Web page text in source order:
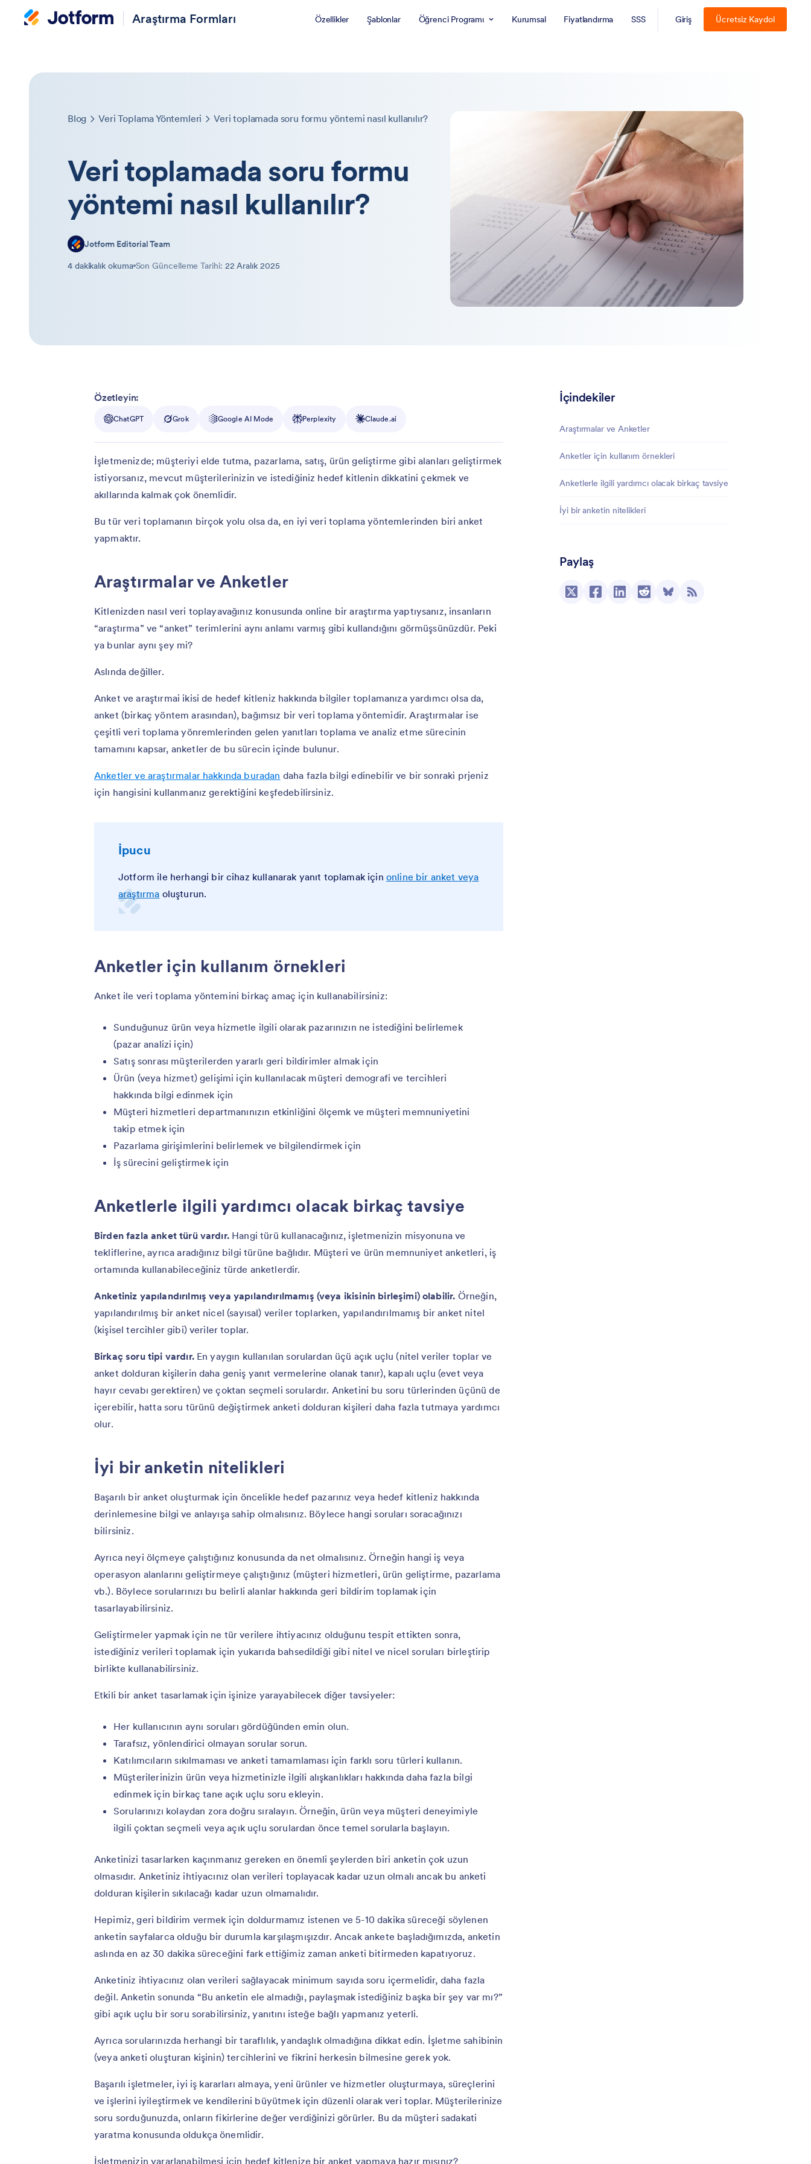
Araştırma Formları Özellikler Şablonlar Öğrenci Programı Kurumsal Fiyatlandırma SSS Giriş Ücretsiz Kaydol
Blog Veri Toplama Yöntemleri Veri toplamada soru formu yöntemi nasıl kullanılır?
Veri toplamada soru formu
yöntemi nasıl kullanılır?
Jotform Editorial Team
4 dakikalık okuma Son Güncelleme Tarihi: 22 Aralık 2025
İçindekiler
Araştırmalar ve Anketler
Anketler için kullanım örnekleri
Anketlerle ilgili yardımcı olacak birkaç tavsiye
İyi bir anketin nitelikleri
Paylaş
Özetleyin:
ChatGPT Grok Google AI Mode Perplexity Claude.ai
İşletmenizde; müşteriyi elde tutma, pazarlama, satış, ürün geliştirme gibi alanları geliştirmek
istiyorsanız, mevcut müşterilerinizin ve istediğiniz hedef kitlenin dikkatini çekmek ve
akıllarında kalmak çok önemlidir.
Bu tür veri toplamanın birçok yolu olsa da, en iyi veri toplama yöntemlerinden biri anket
yapmaktır.
Araştırmalar ve Anketler
Kitlenizden nasıl veri toplayavağınız konusunda online bir araştırma yaptıysanız, insanların
“araştırma” ve “anket” terimlerini aynı anlamı varmış gibi kullandığını görmüşsünüzdür. Peki
ya bunlar aynı şey mi?
Aslında değiller.
Anket ve araştırmai ikisi de hedef kitleniz hakkında bilgiler toplamanıza yardımcı olsa da,
anket (birkaç yöntem arasından), bağımsız bir veri toplama yöntemidir. Araştırmalar ise
çeşitli veri toplama yönremlerinden gelen yanıtları toplama ve analiz etme sürecinin
tamamını kapsar, anketler de bu sürecin içinde bulunur.
Anketler ve araştırmalar hakkında buradan daha fazla bilgi edinebilir ve bir sonraki prjeniz
için hangisini kullanmanız gerektiğini keşfedebilirsiniz.
İpucu
Jotform ile herhangi bir cihaz kullanarak yanıt toplamak için online bir anket veya
araştırma oluşturun.
Anketler için kullanım örnekleri
Anket ile veri toplama yöntemini birkaç amaç için kullanabilirsiniz:
Sunduğunuz ürün veya hizmetle ilgili olarak pazarınızın ne istediğini belirlemek
(pazar analizi için)
Satış sonrası müşterilerden yararlı geri bildirimler almak için
Ürün (veya hizmet) gelişimi için kullanılacak müşteri demografi ve tercihleri
hakkında bilgi edinmek için
Müşteri hizmetleri departmanınızın etkinliğini ölçemk ve müşteri memnuniyetini
takip etmek için
Pazarlama girişimlerini belirlemek ve bilgilendirmek için
İş sürecini geliştirmek için
Anketlerle ilgili yardımcı olacak birkaç tavsiye
Birden fazla anket türü vardır. Hangi türü kullanacağınız, işletmenizin misyonuna ve
tekliflerine, ayrıca aradığınız bilgi türüne bağlıdır. Müşteri ve ürün memnuniyet anketleri, iş
ortamında kullanabileceğiniz türde anketlerdir.
Anketiniz yapılandırılmış veya yapılandırılmamış (veya ikisinin birleşimi) olabilir. Örneğin,
yapılandırılmış bir anket nicel (sayısal) veriler toplarken, yapılandırılmamış bir anket nitel
(kişisel tercihler gibi) veriler toplar.
Birkaç soru tipi vardır. En yaygın kullanılan sorulardan üçü açık uçlu (nitel veriler toplar ve
anket dolduran kişilerin daha geniş yanıt vermelerine olanak tanır), kapalı uçlu (evet veya
hayır cevabı gerektiren) ve çoktan seçmeli sorulardır. Anketini bu soru türlerinden üçünü de
içerebilir, hatta soru türünü değiştirmek anketi dolduran kişileri daha fazla tutmaya yardımcı
olur.
İyi bir anketin nitelikleri
Başarılı bir anket oluşturmak için öncelikle hedef pazarınız veya hedef kitleniz hakkında
derinlemesine bilgi ve anlayışa sahip olmalısınız. Böylece hangi soruları soracağınızı
bilirsiniz.
Ayrıca neyi ölçmeye çalıştığınız konusunda da net olmalısınız. Örneğin hangi iş veya
operasyon alanlarını geliştirmeye çalıştığınız (müşteri hizmetleri, ürün geliştirme, pazarlama
vb.). Böylece sorularınızı bu belirli alanlar hakkında geri bildirim toplamak için
tasarlayabilirsiniz.
Geliştirmeler yapmak için ne tür verilere ihtiyacınız olduğunu tespit ettikten sonra,
istediğiniz verileri toplamak için yukarıda bahsedildiği gibi nitel ve nicel soruları birleştirip
birlikte kullanabilirsiniz.
Etkili bir anket tasarlamak için işinize yarayabilecek diğer tavsiyeler:
Her kullanıcının aynı soruları gördüğünden emin olun.
Tarafsız, yönlendirici olmayan sorular sorun.
Katılımcıların sıkılmaması ve anketi tamamlaması için farklı soru türleri kullanın.
Müşterilerinizin ürün veya hizmetinizle ilgili alışkanlıkları hakkında daha fazla bilgi
edinmek için birkaç tane açık uçlu soru ekleyin.
Sorularınızı kolaydan zora doğru sıralayın. Örneğin, ürün veya müşteri deneyimiyle
ilgili çoktan seçmeli veya açık uçlu sorulardan önce temel sorularla başlayın.
Anketinizi tasarlarken kaçınmanız gereken en önemli şeylerden biri anketin çok uzun
olmasıdır. Anketiniz ihtiyacınız olan verileri toplayacak kadar uzun olmalı ancak bu anketi
dolduran kişilerin sıkılacağı kadar uzun olmamalıdır.
Hepimiz, geri bildirim vermek için doldurmamız istenen ve 5-10 dakika süreceği söylenen
anketin sayfalarca olduğu bir durumla karşılaşmışızdır. Ancak ankete başladığımızda, anketin
aslında en az 30 dakika süreceğini fark ettiğimiz zaman anketi bitirmeden kapatıyoruz.
Anketiniz ihtiyacınız olan verileri sağlayacak minimum sayıda soru içermelidir, daha fazla
değil. Anketin sonunda “Bu anketin ele almadığı, paylaşmak istediğiniz başka bir şey var mı?”
gibi açık uçlu bir soru sorabilirsiniz, yanıtını isteğe bağlı yapmanız yeterli.
Ayrıca sorularınızda herhangi bir taraflılık, yandaşlık olmadığına dikkat edin. İşletme sahibinin
(veya anketi oluşturan kişinin) tercihlerini ve fikrini herkesin bilmesine gerek yok.
Başarılı işletmeler, iyi iş kararları almaya, yeni ürünler ve hizmetler oluşturmaya, süreçlerini
ve işlerini iyileştirmek ve kendilerini büyütmek için düzenli olarak veri toplar. Müşterilerinize
soru sorduğunuzda, onların fikirlerine değer verdiğinizi görürler. Bu da müşteri sadakati
yaratma konusunda oldukça önemlidir.
İşletmenizin yararlanabilmesi için hedef kitlenize bir anket yapmaya hazır mısınız?